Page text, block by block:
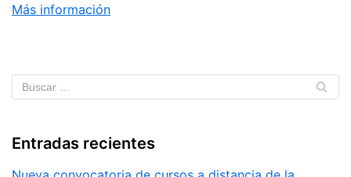
Más información
Entradas recientes